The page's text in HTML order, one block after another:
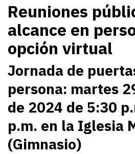
Reuniones
alcance en
opción virtual
Jornada de
persona: martes
de 2024 de 5:30
p.m. en la Iglesia
(Gimnasio)